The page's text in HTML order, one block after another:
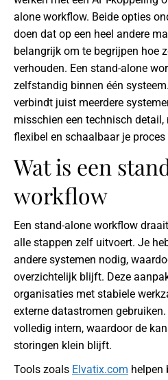
alone workflow. Beide opties
doen dat op een heel andere
belangrijk om te begrijpen hoe
verhouden. Een stand-alone
zelfstandig binnen één
verbindt juist meerdere
misschien een technisch
flexibel en schaalbaar je proces
Wat is een
workflow
Een stand-alone workflow
alle stappen zelf uitvoert. Je
andere systemen nodig,
overzichtelijk blijft. Deze
organisaties met stabiele
externe datastromen
volledig intern, waardoor de
storingen klein blijft.
Tools zoals Elvatix.com helpen